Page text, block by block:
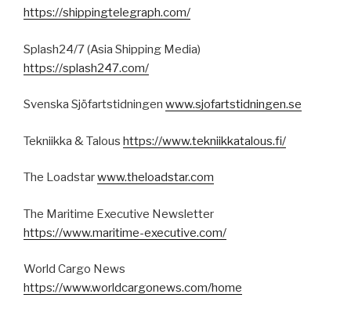
https://shippingtelegraph.com/
Splash24/7 (Asia Shipping Media)
https://splash247.com/
Svenska Sjöfartstidningen www.sjofartstidningen.se
Tekniikka & Talous https://www.tekniikkatalous.fi/
The Loadstarwww.theloadstar.com
The Maritime Executive Newsletter
https://www.maritime-executive.com/
World Cargo News
https://www.worldcargonews.com/home